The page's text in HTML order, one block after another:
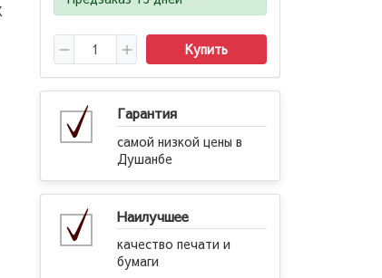
Купить
Гарантия
самой низкой цены в
Душанбе
Наилучшее
качество печати и
бумаги